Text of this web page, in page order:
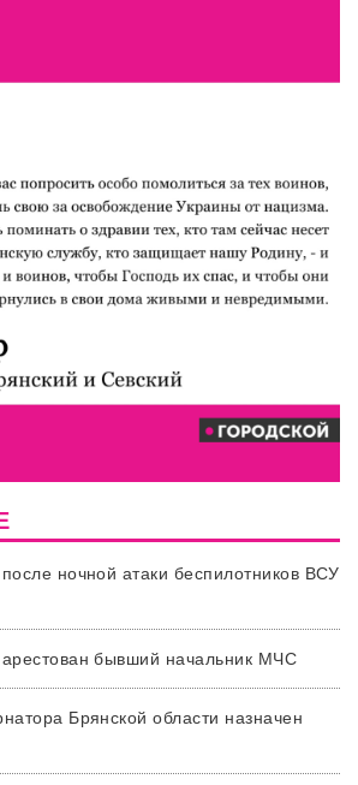
ночной атаки беспилотников ВСУ
бывший начальник МЧС
Брянской области назначен